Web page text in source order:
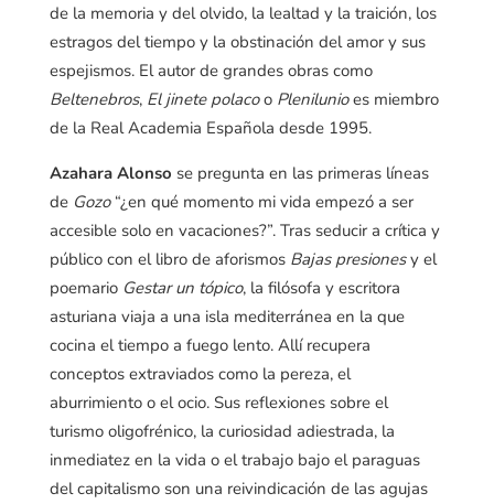
de la memoria y del olvido, la lealtad y la traición, los
estragos del tiempo y la obstinación del amor y sus
espejismos. El autor de grandes obras como
Beltenebros, El jinete polacoo Plenilunioes miembro
de la Real Academia Española desde 1995.
Azahara Alonso se pregunta en las primeras líneas
de Gozo“¿en qué momento mi vida empezó a ser
accesible solo en vacaciones?”. Tras seducir a crítica y
público con el libro de aforismos Bajas presionesy el
poemario Gestar un tópico, la filósofa y escritora
asturiana viaja a una isla mediterránea en la que
cocina el tiempo a fuego lento. Allí recupera
conceptos extraviados como la pereza, el
aburrimiento o el ocio. Sus reflexiones sobre el
turismo oligofrénico, la curiosidad adiestrada, la
inmediatez en la vida o el trabajo bajo el paraguas
del capitalismo son una reivindicación de las agujas